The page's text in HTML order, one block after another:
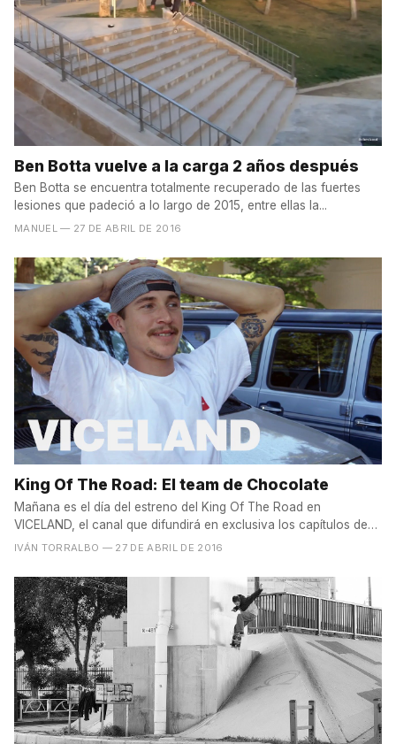
Ben Botta vuelve a la carga 2 años después
Ben Botta se encuentra totalmente recuperado de las fuertes
lesiones que padeció a lo largo de 2015, entre ellas la...
MANUEL — 27 DE ABRIL DE 2016
King Of The Road: El team de Chocolate
Mañana es el día del estreno del King Of The Road en
VICELAND, el canal que difundirá en exclusiva los capítulos de
una...
IVÁN TORRALBO — 27 DE ABRIL DE 2016